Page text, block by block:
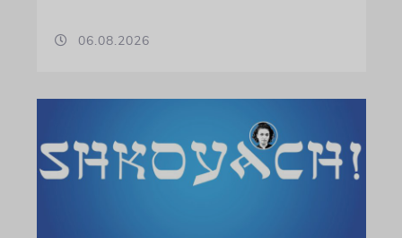
06.08.2026